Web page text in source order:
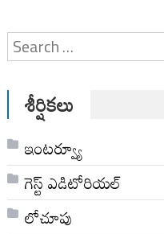
శీర్షికలు
ఇంటర్వ్యూ
గెస్ట్ ఎడిటోరియల్
లోచూపు